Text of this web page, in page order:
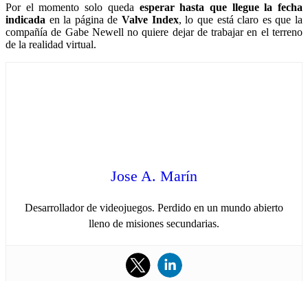
Por el momento solo queda esperar hasta que llegue la fecha
indicada en la página deValve Index, lo que está claro es que la
compañía de Gabe Newell no quiere dejar de trabajar en el terreno
de la realidad virtual.
Jose A. Marín
Desarrollador de videojuegos. Perdido en un mundo abierto
lleno de misiones secundarias.